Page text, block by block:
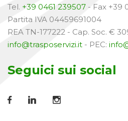
Tel. +39 0461 239507 - Fax +39
Partita IVA 04459691004
REA TN-177222 - Cap. Soc. €
info@trasposervizi.it - PEC:
Seguici sui social